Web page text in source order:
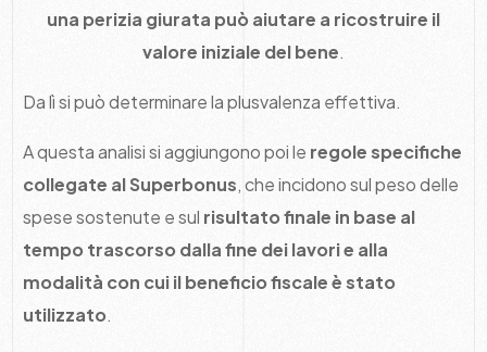
una perizia giurata può aiutare a ricostruire il
valore iniziale del bene.
Da lì si può determinare la plusvalenza effettiva.
A questa analisi si aggiungono poi le regole specifiche
collegate al Superbonus, che incidono sul peso delle
spese sostenute e sul risultato finale in base al
tempo trascorso dalla fine dei lavori e alla
modalità con cui il beneficio fiscale è stato
utilizzato.